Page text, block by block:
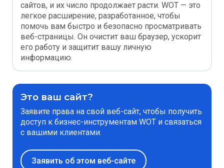
сайтов, и их число продолжает расти. WOT — это
легкое расширение, разработанное, чтобы
помочь вам быстро и безопасно просматривать
веб-страницы. Он очистит ваш браузер, ускорит
его работу и защитит вашу личную
информацию.
Это ваш сайт?
Заявите права на свой веб-сайт, чтобы получить
доступ к бизнес-инструментам WOT и связаться
с вашими клиентами.
Заявить об этом веб-сайте